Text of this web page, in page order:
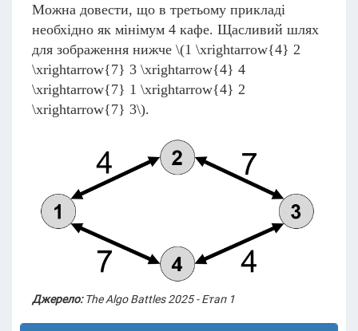
Можна довести, що в третьому прикладі
необхідно як мінімум 4 кафе. Щасливий шлях
для зображення нижче \(1 \xrightarrow{4} 2
\xrightarrow{7} 3 \xrightarrow{4} 4
\xrightarrow{7} 1 \xrightarrow{4} 2
\xrightarrow{7} 3\).
Джерело:The Algo Battles 2025 - Етап 1